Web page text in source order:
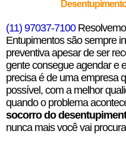
(11) 97037-7100
Entupimentos são sempre
preventiva apesar de ser
gente consegue agendar e
precisa é de uma empresa
possível, com a melhor
quando o problema
socorro do
nunca mais você vai